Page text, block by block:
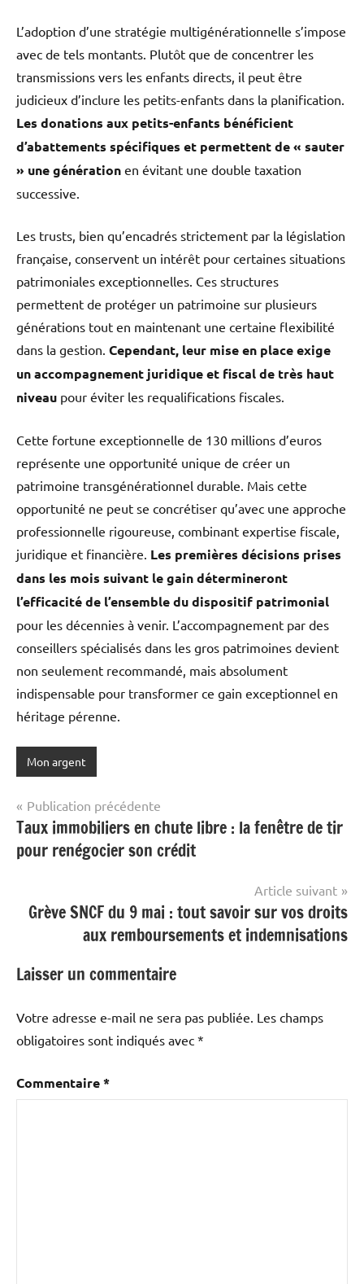
L’adoption d’une stratégie multigénérationnelle s’impose
avec de tels montants. Plutôt que de concentrer les
transmissions vers les enfants directs, il peut être
judicieux d’inclure les petits-enfants dans la planification.
Les donations aux petits-enfants bénéficient
d’abattements spécifiques et permettent de « sauter
» une génération en évitant une double taxation
successive.
Les trusts, bien qu’encadrés strictement par la législation
française, conservent un intérêt pour certaines situations
patrimoniales exceptionnelles. Ces structures
permettent de protéger un patrimoine sur plusieurs
générations tout en maintenant une certaine flexibilité
dans la gestion. Cependant, leur mise en place exige
un accompagnement juridique et fiscal de très haut
niveau pour éviter les requalifications fiscales.
Cette fortune exceptionnelle de 130 millions d’euros
représente une opportunité unique de créer un
patrimoine transgénérationnel durable. Mais cette
opportunité ne peut se concrétiser qu’avec une approche
professionnelle rigoureuse, combinant expertise fiscale,
juridique et financière. Les premières décisions prises
dans les mois suivant le gain détermineront
l’efficacité de l’ensemble du dispositif patrimonial
pour les décennies à venir. L’accompagnement par des
conseillers spécialisés dans les gros patrimoines devient
non seulement recommandé, mais absolument
indispensable pour transformer ce gain exceptionnel en
héritage pérenne.
Mon argent
Navigation
de
l’article
Publication précédente
Taux immobiliers en chute libre : la fenêtre de tir
pour renégocier son crédit
Article suivant
Grève SNCF du 9 mai : tout savoir sur vos droits
aux remboursements et indemnisations
Laisser un commentaire
Votre adresse e-mail ne sera pas publiée. Les champs
obligatoires sont indiqués avec *
Commentaire*